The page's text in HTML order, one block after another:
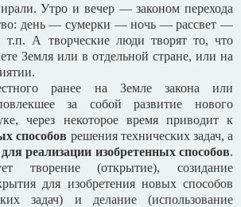
Утро и вечер — законом перехода
день — сумерки — ночь — рассвет —
А творческие люди творят то, что
Земля или в отдельной стране, или на
ранее на Земле закона или
за собой развитие нового
через некоторое время приводит к
способов решения технических задач, а
реализации изобретенных способов.
творение (открытие), созидание
для изобретения новых способов
задач) и делание (использование